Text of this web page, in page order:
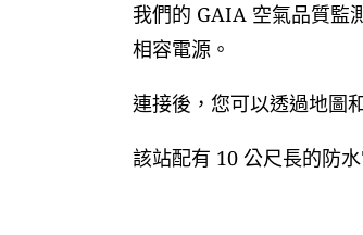
我們的 GAIA 空氣品質監
相容電源。
連接後，您可以透過地圖
該站配有 10 公尺長的防